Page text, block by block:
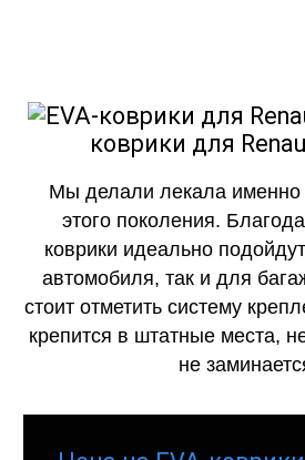
коврики для
Мы делали лекала именно
этого поколения.
коврики идеально
автомобиля, так и для
стоит отметить систему
крепится в штатные места,
не